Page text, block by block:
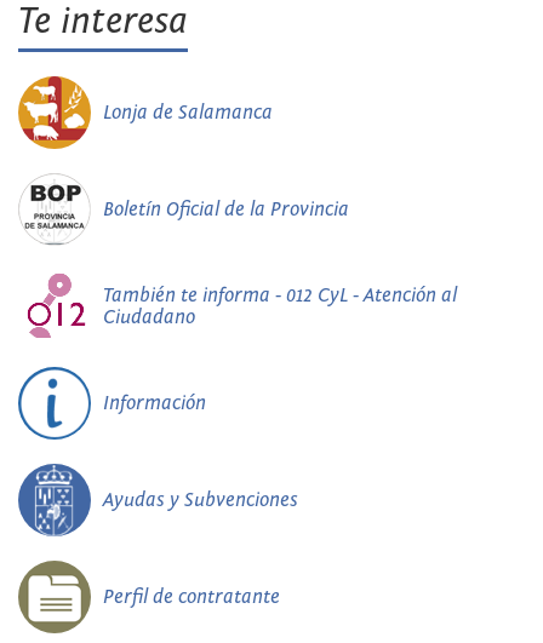
Te interesa
Lonja de Salamanca
Boletín Oficial de la Provincia
También te informa - 012 CyL - Atención al
Ciudadano
Información
Ayudas y Subvenciones
Perfil de contratante